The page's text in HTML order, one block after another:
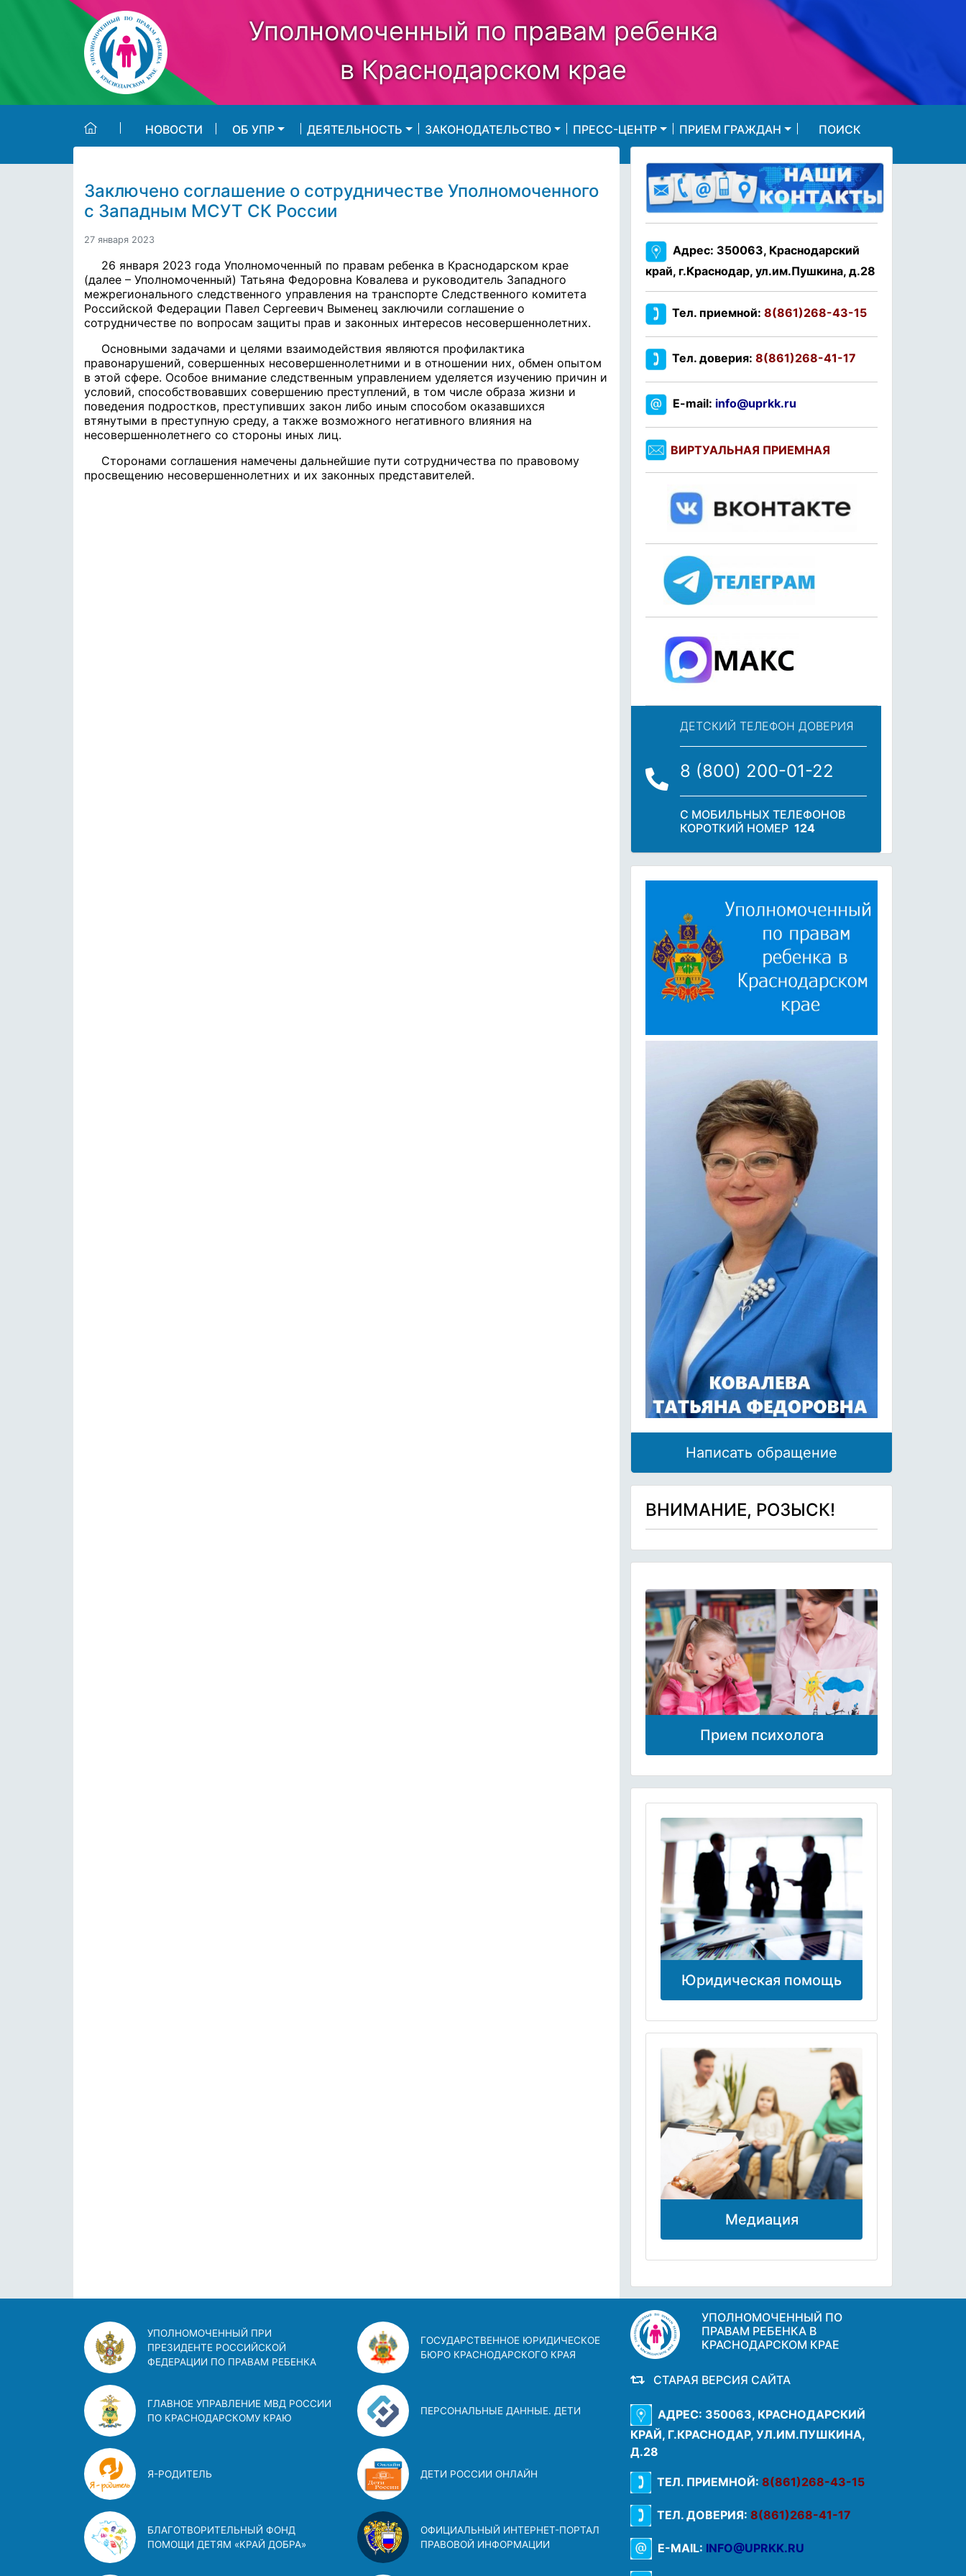
Skip to main content
Уполномоченный по правам ребенка
в Краснодарском крае
НОВОСТИ ОБ УПР ДЕЯТЕЛЬНОСТЬ ЗАКОНОДАТЕЛЬСТВО ПРЕСС-ЦЕНТР ПРИЕМ ГРАЖДАН ПОИСК
Заключено соглашение о сотрудничестве Уполномоченного
с Западным МСУТ СК России
27 января 2023
26 января 2023 года Уполномоченный по правам ребенка в Краснодарском крае
(далее – Уполномоченный) Татьяна Федоровна Ковалева и руководитель Западного
межрегионального следственного управления на транспорте Следственного комитета
Российской Федерации Павел Сергеевич Выменец заключили соглашение о
сотрудничестве по вопросам защиты прав и законных интересов несовершеннолетних.
Основными задачами и целями взаимодействия являются профилактика
правонарушений, совершенных несовершеннолетними и в отношении них, обмен опытом
в этой сфере. Особое внимание следственным управлением уделяется изучению причин и
условий, способствовавших совершению преступлений, в том числе образа жизни и
поведения подростков, преступивших закон либо иным способом оказавшихся
втянутыми в преступную среду, а также возможного негативного влияния на
несовершеннолетнего со стороны иных лиц.
Сторонами соглашения намечены дальнейшие пути сотрудничества по правовому
просвещению несовершеннолетних и их законных представителей.
Адрес: 350063, Краснодарский
край, г.Краснодар, ул.им.Пушкина, д.28
Тел. приемной: 8(861)268-43-15
Тел. доверия: 8(861)268-41-17
E-mail: info@uprkk.ru
ВИРТУАЛЬНАЯ ПРИЕМНАЯ
ДЕТСКИЙ ТЕЛЕФОН ДОВЕРИЯ
8 (800) 200-01-22
С МОБИЛЬНЫХ ТЕЛЕФОНОВ
КОРОТКИЙ НОМЕР 124
Написать обращение
ВНИМАНИЕ, РОЗЫСК!
Прием психолога
Юридическая помощь
Медиация
УПОЛНОМОЧЕННЫЙ ПРИ
ПРЕЗИДЕНТЕ РОССИЙСКОЙ
ФЕДЕРАЦИИ ПО ПРАВАМ РЕБЕНКА
ГЛАВНОЕ УПРАВЛЕНИЕ МВД РОССИИ
ПО КРАСНОДАРСКОМУ КРАЮ
Я-РОДИТЕЛЬ
БЛАГОТВОРИТЕЛЬНЫЙ ФОНД
ПОМОЩИ ДЕТЯМ «КРАЙ ДОБРА»
ГОСУДАРСТВЕННОЕ ЮРИДИЧЕСКОЕ
БЮРО КРАСНОДАРСКОГО КРАЯ
ПЕРСОНАЛЬНЫЕ ДАННЫЕ. ДЕТИ
ДЕТИ РОССИИ ОНЛАЙН
ОФИЦИАЛЬНЫЙ ИНТЕРНЕТ-ПОРТАЛ
ПРАВОВОЙ ИНФОРМАЦИИ
УПОЛНОМОЧЕННЫЙ ПО
ПРАВАМ РЕБЕНКА В
КРАСНОДАРСКОМ КРАЕ
СТАРАЯ ВЕРСИЯ САЙТА
АДРЕС: 350063, КРАСНОДАРСКИЙ
КРАЙ, Г.КРАСНОДАР, УЛ.ИМ.ПУШКИНА,
Д.28
ТЕЛ. ПРИЕМНОЙ: 8(861)268-43-15
ТЕЛ. ДОВЕРИЯ: 8(861)268-41-17
E-MAIL: INFO@UPRKK.RU